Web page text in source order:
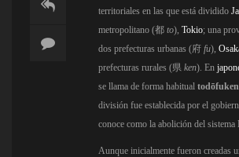
territoriales en las que está dividido
metropolitano (都 to), Tokio; una
dos prefecturas urbanas (府 fu),
prefecturas rurales (県 ken). En
se llama de forma habitual todōfuken
división fue establecida por el
conoce como la abolición del sistema
Aunque inicialmente fueron creadas